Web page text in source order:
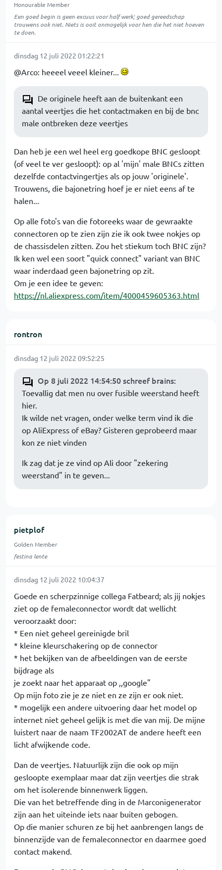
Honourable Member
Een goed begin is geen excuus voor half werk; goed gereedschap
trouwens ook niet. Niets is ooit onmogelijk voor hen die het niet hoeven
te doen.
dinsdag 12 juli 2022 01:22:21
@Arco: heeeel veeel kleiner...
De originele heeft aan de buitenkant een
aantal veertjes die het contactmaken en bij de bnc
male ontbreken deze veertjes
Dan heb je een wel heel erg goedkope BNC gesloopt
(of veel te ver gesloopt): op al 'mijn' male BNCs zitten
dezelfde contactvingertjes als op jouw 'originele'.
Trouwens, die bajonetring hoef je er niet eens af te
halen...
Op alle foto's van die fotoreeks waar de gewraakte
connectoren op te zien zijn zie ik ook twee nokjes op
de chassisdelen zitten. Zou het stiekum toch BNC zijn?
Ik ken wel een soort "quick connect" variant van BNC
waar inderdaad geen bajonetring op zit.
Om je een idee te geven:
https://nl.aliexpress.com/item/4000459605363.html
rontron
dinsdag 12 juli 2022 09:52:25
Op 8 juli 2022 14:54:50 schreef brains:
Toevallig dat men nu over fusible weerstand heeft
hier.
Ik wilde net vragen, onder welke term vind ik die
op AliExpress of eBay? Gisteren geprobeerd maar
kon ze niet vinden
Ik zag dat je ze vind op Ali door "zekering
weerstand" in te geven...
pietplof
Golden Member
festina lente
dinsdag 12 juli 2022 10:04:37
Goede en scherpzinnige collega Fatbeard; als jij nokjes
ziet op de femaleconnector wordt dat wellicht
veroorzaakt door:
* Een niet geheel gereinigde bril
* kleine kleurschakering op de connector
* het bekijken van de afbeeldingen van de eerste
bijdrage als
je zoekt naar het apparaat op ,,google"
Op mijn foto zie je ze niet en ze zijn er ook niet.
* mogelijk een andere uitvoering daar het model op
internet niet geheel gelijk is met die van mij. De mijne
luistert naar de naam TF2002AT de andere heeft een
licht afwijkende code.
Dan de veertjes. Natuurlijk zijn die ook op mijn
gesloopte exemplaar maar dat zijn veertjes die strak
om het isolerende binnenwerk liggen.
Die van het betreffende ding in de Marconigenerator
zijn aan het uiteinde iets naar buiten gebogen.
Op die manier schuren ze bij het aanbrengen langs de
binnenzijde van de femaleconnector en daarmee goed
contact makend.